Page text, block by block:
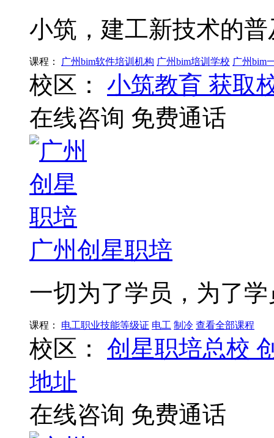
小筑，建工新技术的
课程： 广州bim软件培训机构 广州bim培训学校 广州bim
校区： 小筑教育 获取
在线咨询 免费通话
广州创星职培
一切为了学员，为了
课程： 电工职业技能等级证 电工 制冷 查看全部课程
校区： 创星职培总校
地址
在线咨询 免费通话